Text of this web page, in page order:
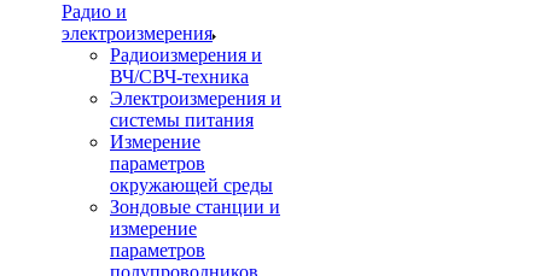
Радио и
электроизмерения
Радиоизмерения и
ВЧ/СВЧ-техника
Электроизмерения и
системы питания
Измерение
параметров
окружающей среды
Зондовые станции и
измерение
параметров
полупроводников